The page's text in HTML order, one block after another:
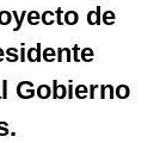
de
Gobierno